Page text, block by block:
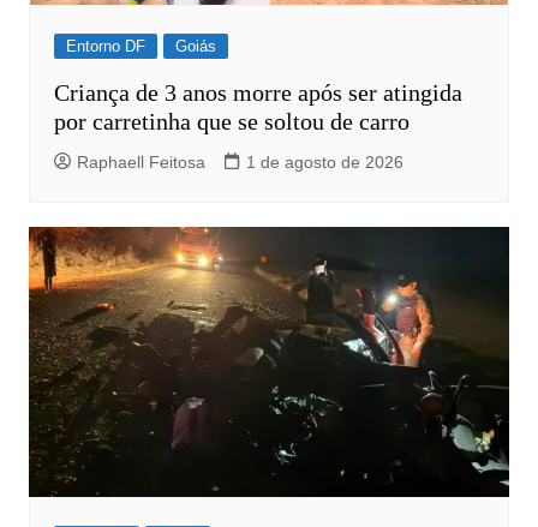
Entorno DF Goiás
Criança de 3 anos morre após ser atingida
por carretinha que se soltou de carro
Raphaell Feitosa 1 de agosto de 2026